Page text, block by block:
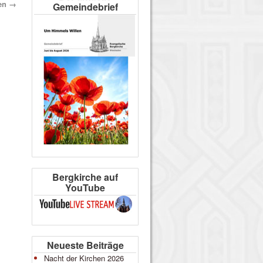
→ Gemeindebrief
Bergkirche auf
YouTube
Neueste Beiträge
Nacht der Kirchen 2026